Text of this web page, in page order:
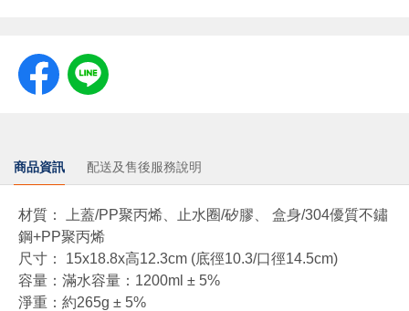
商品資訊 配送及售後服務說明
材質： 上蓋/PP聚丙烯、止水圈/矽膠、 盒身/304優質不鏽
鋼+PP聚丙烯
尺寸： 15x18.8x高12.3cm (底徑10.3/口徑14.5cm)
容量：滿水容量：1200ml ± 5%
淨重：約265g ± 5%